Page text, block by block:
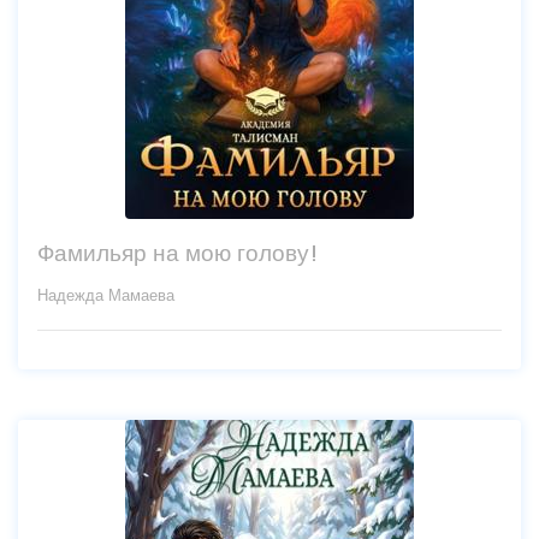
Фамильяр на мою голову!
Надежда Мамаева